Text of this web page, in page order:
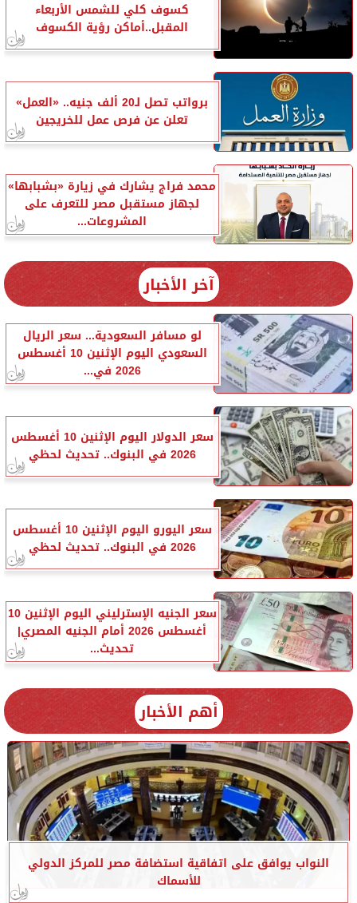
كسوف كلي للشمس الأربعاء
المقبل..أماكن رؤية الكسوف
برواتب تصل لـ20 ألف جنيه.. «العمل»
تعلن عن فرص عمل للخريجين
محمد فراج يشارك في زيارة «بشبابها»
لجهاز مستقبل مصر للتعرف على
المشروعات...
آخر الأخبار
لو مسافر السعودية... سعر الريال
السعودي اليوم الإثنين 10 أغسطس
2026 في...
سعر الدولار اليوم الإثنين 10 أغسطس
2026 في البنوك.. تحديث لحظي
سعر اليورو اليوم الإثنين 10 أغسطس
2026 في البنوك.. تحديث لحظي
سعر الجنيه الإسترليني اليوم الإثنين 10
أغسطس 2026 أمام الجنيه المصري|
تحديث...
أهم الأخبار
النواب يوافق على اتفاقية استضافة مصر للمركز الدولي
للأسماك